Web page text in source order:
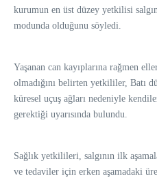
kurumun en üst düzey yetkilisi
modunda olduğunu söyledi.
Yaşanan can kayıplarına rağmen
olmadığını belirten yetkililer, Batı
küresel uçuş ağları nedeniyle
gerektiği uyarısında bulundu.
Sağlık yetkilileri, salgının ilk
ve tedaviler için erken aşamadaki